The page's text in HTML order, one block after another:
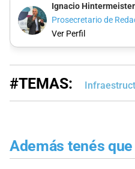
Ignacio Hintermeister
Prosecretario de
Ver Perfil
#TEMAS:
Además tenés